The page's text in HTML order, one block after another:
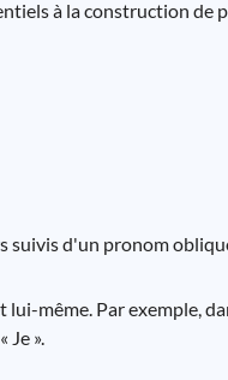
à la construction de
suivis d'un pronom
même. Par exemple,
Je ».